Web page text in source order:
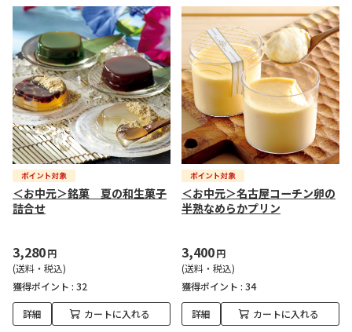
＜お中元＞銘菓 夏の和生菓子
詰合せ
3,280円
(送料・税込)
獲得ポイント : 32
詳細 カートに入れる
＜お中元＞名古屋コーチン卵の
半熟なめらかプリン
3,400円
(送料・税込)
獲得ポイント : 34
詳細 カートに入れる